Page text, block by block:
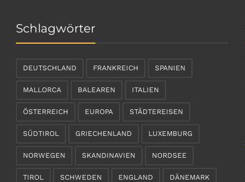
Schlagwörter
DEUTSCHLAND FRANKREICH SPANIEN
MALLORCA BALEAREN ITALIEN
ÖSTERREICH EUROPA STÄDTEREISEN
SÜDTIROL GRIECHENLAND LUXEMBURG
NORWEGEN SKANDINAVIEN NORDSEE
TIROL SCHWEDEN ENGLAND DÄNEMARK